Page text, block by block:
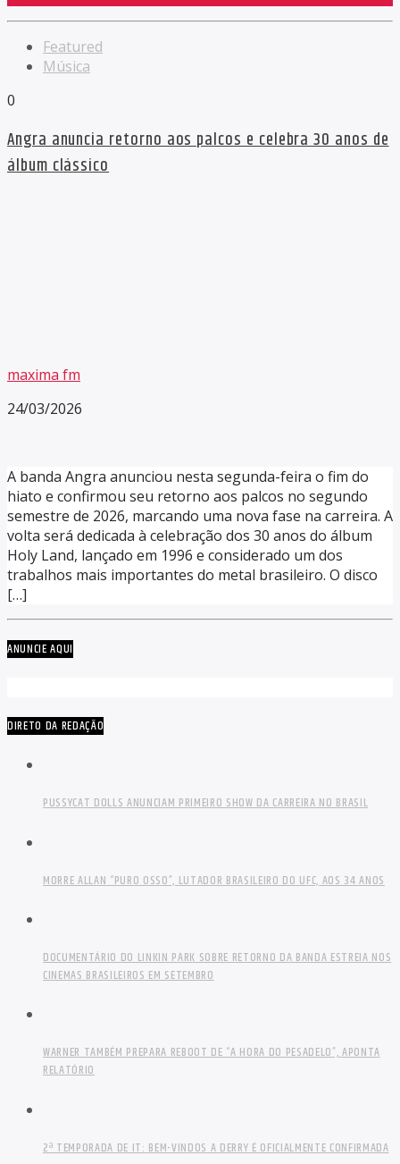
Featured
Música
0
Angra anuncia retorno aos palcos e celebra 30 anos de
álbum clássico
maxima fm
24/03/2026
A banda Angra anunciou nesta segunda-feira o fim do
hiato e confirmou seu retorno aos palcos no segundo
semestre de 2026, marcando uma nova fase na carreira. A
volta será dedicada à celebração dos 30 anos do álbum
Holy Land, lançado em 1996 e considerado um dos
trabalhos mais importantes do metal brasileiro. O disco
[…]
ANUNCIE AQUI
DIRETO DA REDAÇÃO
PUSSYCAT DOLLS ANUNCIAM PRIMEIRO SHOW DA CARREIRA NO BRASIL
MORRE ALLAN “PURO OSSO”, LUTADOR BRASILEIRO DO UFC, AOS 34 ANOS
DOCUMENTÁRIO DO LINKIN PARK SOBRE RETORNO DA BANDA ESTREIA NOS
CINEMAS BRASILEIROS EM SETEMBRO
WARNER TAMBÉM PREPARA REBOOT DE “A HORA DO PESADELO”, APONTA
RELATÓRIO
2ª TEMPORADA DE IT: BEM-VINDOS A DERRY É OFICIALMENTE CONFIRMADA